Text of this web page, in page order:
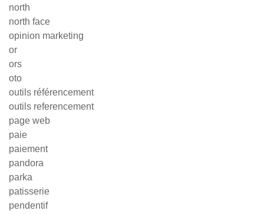
north
north face
opinion marketing
or
ors
oto
outils référencement
outils referencement
page web
paie
paiement
pandora
parka
patisserie
pendentif